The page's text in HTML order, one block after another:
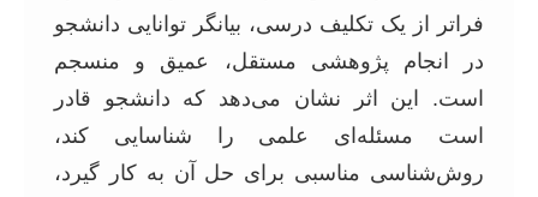
فراتر از یک تکلیف درسی، بیانگر توانایی دانشجو
در انجام پژوهشی مستقل، عمیق و منسجم
است. این اثر نشان می‌دهد که دانشجو قادر
است مسئله‌ای علمی را شناسایی کند،
روش‌شناسی مناسبی برای حل آن به کار گیرد،